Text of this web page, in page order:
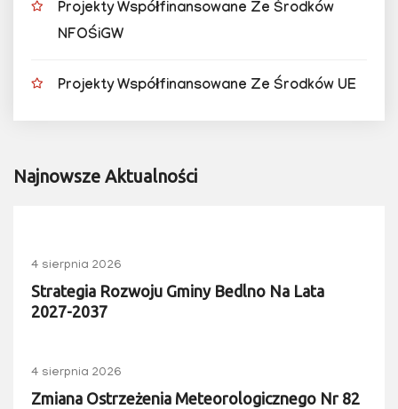
Projekty Współfinansowane Ze Środków
NFOŚiGW
Projekty Współfinansowane Ze Środków UE
Najnowsze Aktualności
4 sierpnia 2026
Strategia Rozwoju Gminy Bedlno Na Lata
2027-2037
4 sierpnia 2026
Zmiana Ostrzeżenia Meteorologicznego Nr 82